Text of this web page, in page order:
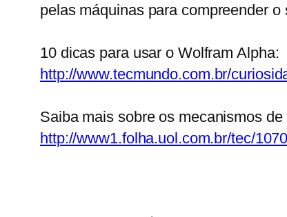
pelas máquinas para compreender
10 dicas para usar o Wolfram Alpha:
http://www.tecmundo.com.br/
Saiba mais sobre os mecanismos
http://www1.folha.uol.com.br/tec/